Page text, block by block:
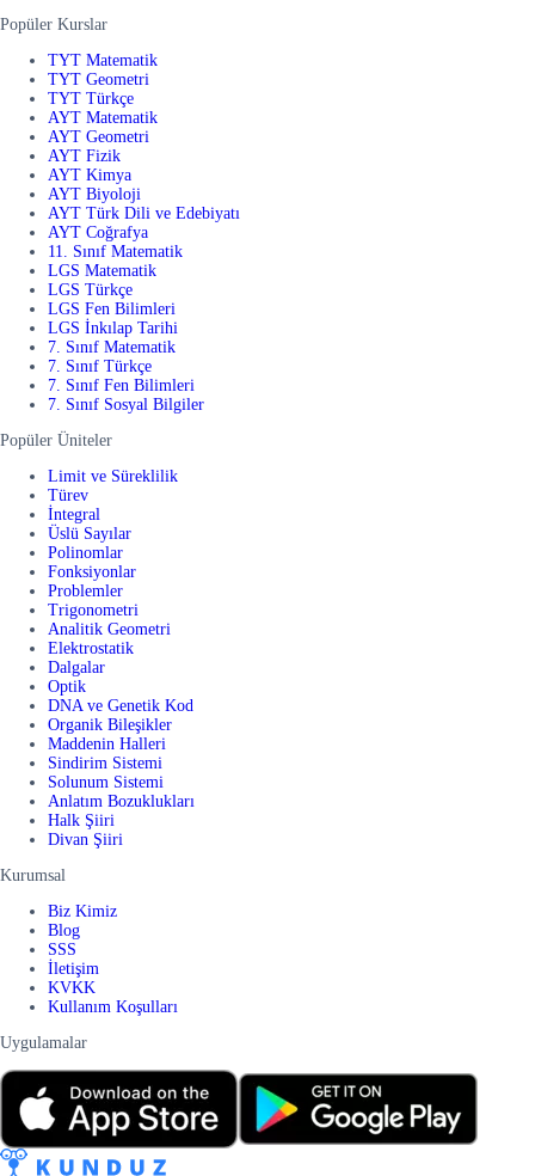
Popüler Kurslar
TYT Matematik
TYT Geometri
TYT Türkçe
AYT Matematik
AYT Geometri
AYT Fizik
AYT Kimya
AYT Biyoloji
AYT Türk Dili ve Edebiyatı
AYT Coğrafya
11. Sınıf Matematik
LGS Matematik
LGS Türkçe
LGS Fen Bilimleri
LGS İnkılap Tarihi
7. Sınıf Matematik
7. Sınıf Türkçe
7. Sınıf Fen Bilimleri
7. Sınıf Sosyal Bilgiler
Popüler Üniteler
Limit ve Süreklilik
Türev
İntegral
Üslü Sayılar
Polinomlar
Fonksiyonlar
Problemler
Trigonometri
Analitik Geometri
Elektrostatik
Dalgalar
Optik
DNA ve Genetik Kod
Organik Bileşikler
Maddenin Halleri
Sindirim Sistemi
Solunum Sistemi
Anlatım Bozuklukları
Halk Şiiri
Divan Şiiri
Kurumsal
Biz Kimiz
Blog
SSS
İletişim
KVKK
Kullanım Koşulları
Uygulamalar